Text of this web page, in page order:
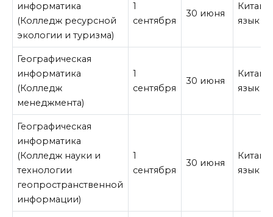
информатика
(Колледж ресурсной
экологии и туризма)
1
сентября
30 июня
язык
Географическая
информатика
(Колледж
менеджмента)
1
сентября
30 июня
язык
Географическая
информатика
(Колледж науки и
технологии
геопространственной
информации)
1
сентября
30 июня
язык